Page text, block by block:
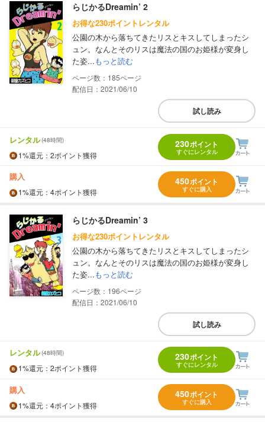
らじかるDreamin’ 2
お得な230ポイントレンタル
公園の木から落ちてきたリスとキスしてしまったシ
ュン。なんとそのリスは魔法の国のお姫様が変身し
た姿...もっと読む
185
配信日：2021/06/10
試し読み
レンタル(48時間)
1%還元 ：2ポイント獲得
230ポイント
すぐにレンタル
購入
1%還元 ：4ポイント獲得
450ポイント
すぐに購入
らじかるDreamin’ 3
お得な230ポイントレンタル
公園の木から落ちてきたリスとキスしてしまったシ
ュン。なんとそのリスは魔法の国のお姫様が変身し
た姿...もっと読む
196
配信日：2021/06/10
試し読み
レンタル(48時間)
1%還元 ：2ポイント獲得
230ポイント
すぐにレンタル
購入
1%還元 ：4ポイント獲得
450ポイント
すぐに購入